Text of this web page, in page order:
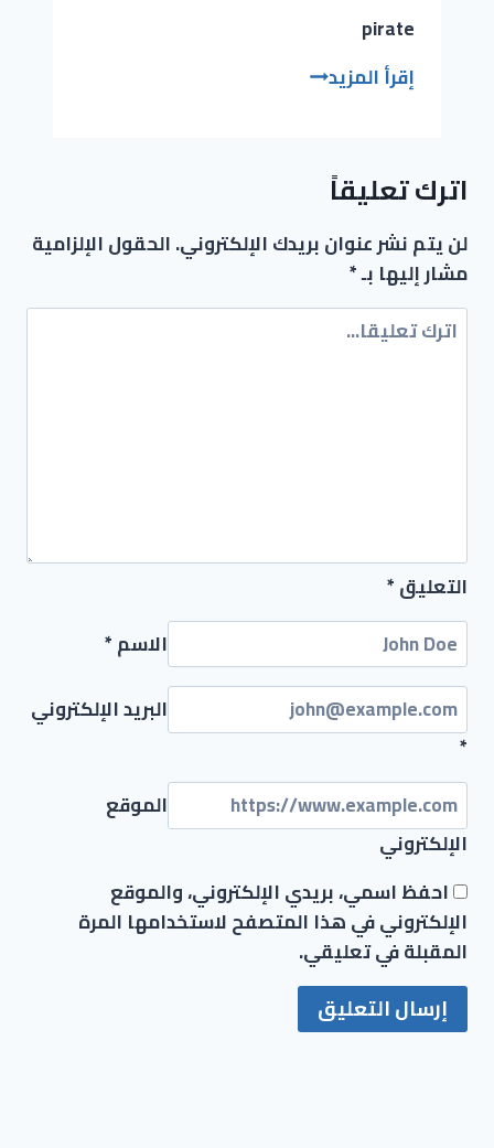
pirate
إقرأ المزيد
اترك تعليقاً
لن يتم نشر عنوان بريدك الإلكتروني.الحقول الإلزامية
مشار إليها بـ*
التعليق*
الاسم*
البريد الإلكتروني
*
الموقع
الإلكتروني
احفظ اسمي، بريدي الإلكتروني، والموقع
الإلكتروني في هذا المتصفح لاستخدامها المرة
المقبلة في تعليقي.